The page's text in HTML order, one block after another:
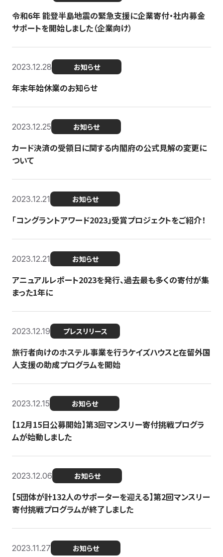
令和6年 能登半島地震の緊急支援に企業寄付・社内募金
サポートを開始しました（企業向け）
2023.12.28 お知らせ
年末年始休業のお知らせ
2023.12.25 お知らせ
カード決済の受領日に関する内閣府の公式見解の変更に
ついて
2023.12.21 お知らせ
「コングラントアワード2023」受賞プロジェクトをご紹介！
2023.12.21 お知らせ
アニュアルレポート2023を発行、過去最も多くの寄付が集
まった1年に
2023.12.19 プレスリリース
旅行者向けのホステル事業を行うケイズハウスと在留外国
人支援の助成プログラムを開始
2023.12.15 お知らせ
【12月15日公募開始】第3回マンスリー寄付挑戦プログラ
ムが始動しました
2023.12.06 お知らせ
【5団体が計132人のサポーターを迎える】第2回マンスリー
寄付挑戦プログラムが終了しました
2023.11.27 お知らせ